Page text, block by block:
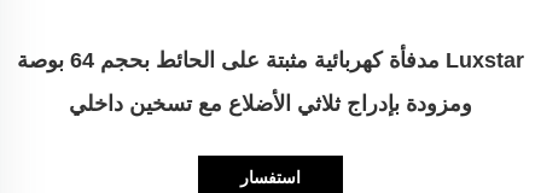
Luxstar مدفأة كهربائية مثبتة على الحائط بحجم 64 بوصة
ومزودة بإدراج ثلاثي الأضلاع مع تسخين داخلي
استفسار